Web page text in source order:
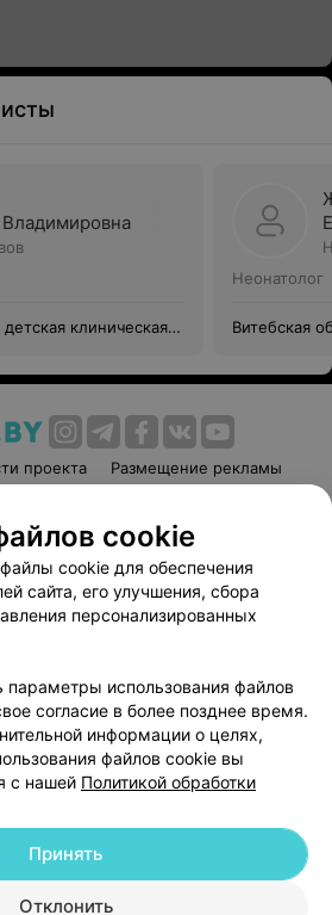
Владимировна
клиническая
Неонатолог
Витебская
проекта
Размещение рекламы
соглашение
Способы оплаты
Партнеры
руководителю 103.by
персональных данных
191700409
| 220012, Республика Беларусь,
cookie
cookie для обеспечения
сайта, его улучшения, сбора
персонализированных
использования файлов
согласие в более позднее время.
информации о целях,
файлов cookie вы
с нашей Политикой обработки
Отклонить
Принять